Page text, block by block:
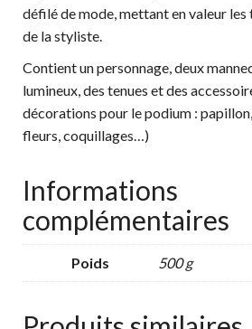
défilé de mode, mettant en valeur les
de la styliste.
Contient un personnage, deux
lumineux, des tenues et des
décorations pour le podium :
fleurs, coquillages…)
Informations
complémentaires
Poids 500 g